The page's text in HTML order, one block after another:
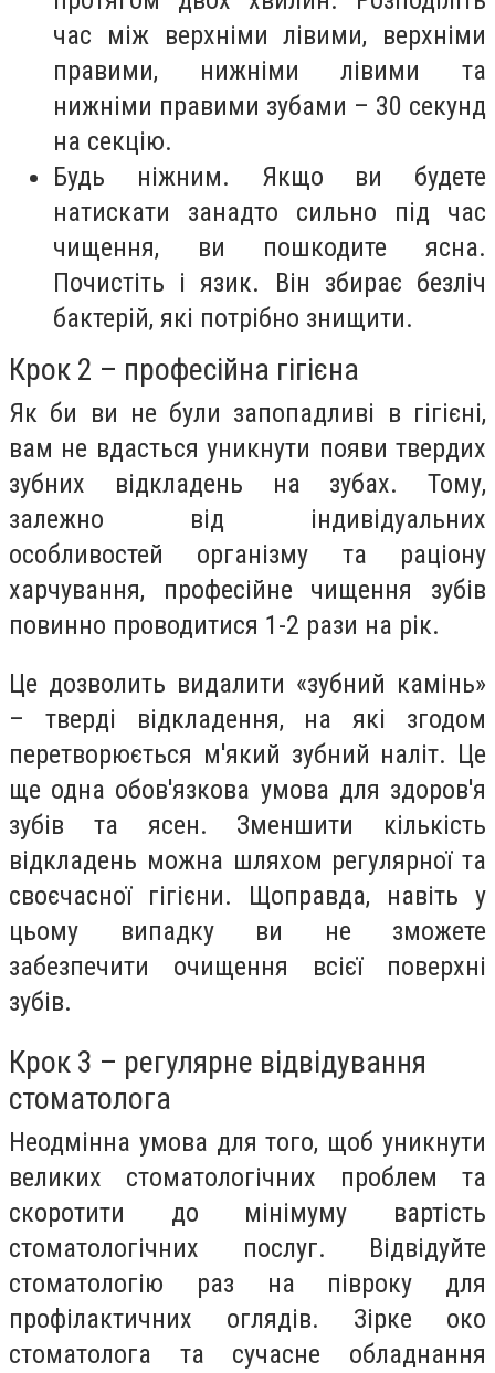
час між верхніми лівими, верхніми
правими, нижніми лівими та
нижніми правими зубами – 30 секунд
на секцію.
Будь ніжним. Якщо ви будете
натискати занадто сильно під час
чищення, ви пошкодите ясна.
Почистіть і язик. Він збирає безліч
бактерій, які потрібно знищити.
Крок 2 – професійна гігієна
Як би ви не були запопадливі в гігієні,
вам не вдасться уникнути появи твердих
зубних відкладень на зубах. Тому,
залежно від індивідуальних
особливостей організму та раціону
харчування, професійне чищення зубів
повинно проводитися 1-2 рази на рік.
Це дозволить видалити «зубний камінь»
– тверді відкладення, на які згодом
перетворюється м'який зубний наліт. Це
ще одна обов'язкова умова для здоров'я
зубів та ясен. Зменшити кількість
відкладень можна шляхом регулярної та
своєчасної гігієни. Щоправда, навіть у
цьому випадку ви не зможете
забезпечити очищення всієї поверхні
зубів.
Крок 3 – регулярне відвідування
стоматолога
Неодмінна умова для того, щоб уникнути
великих стоматологічних проблем та
скоротити до мінімуму вартість
стоматологічних послуг. Відвідуйте
стоматологію раз на півроку для
профілактичних оглядів. Зірке око
стоматолога та сучасне обладнання